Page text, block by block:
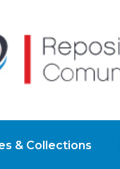
& Collections